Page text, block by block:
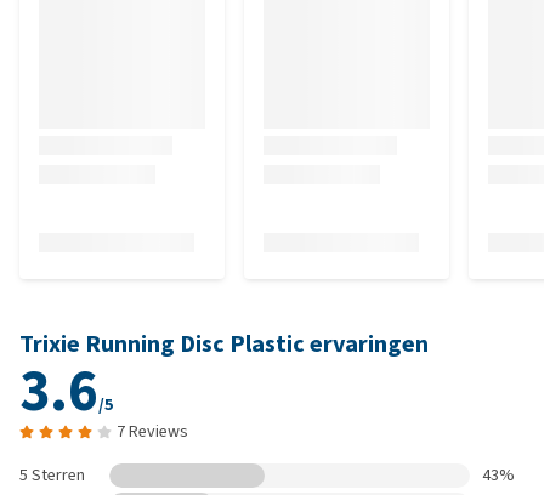
Trixie Running Disc Plastic ervaringen
3.6/5
7 Reviews
5 Sterren
43%